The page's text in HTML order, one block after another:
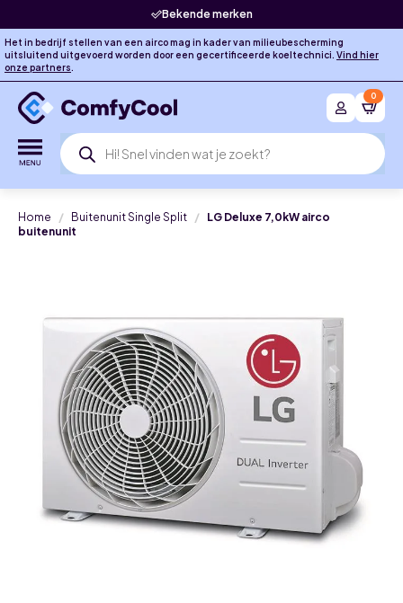
Bekende merken
Het in bedrijf stellen van een airco mag in kader van milieubescherming
uitsluitend uitgevoerd worden door een gecertificeerde koeltechnici. Vind hier
onze partners.
Producten
zoeken
0
Home Buitenunit Single Split
LG Deluxe 7,0kW airco
buitenunit